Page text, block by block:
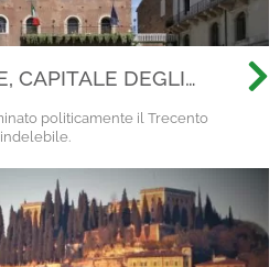
CAPITALE DEGLI
politicamente il Trecento